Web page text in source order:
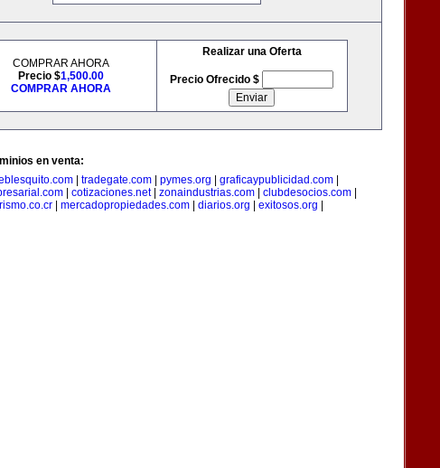
COMPRAR AHORA
Precio $1,500.00
COMPRAR AHORA
Realizar una Oferta
Precio Ofrecido $
en venta:
tradegate.com pymes.org graficaypublicidad.com
| cotizaciones.net| zonaindustrias.com| clubdesocios.com|
| mercadopropiedades.com| diarios.org exitosos.org